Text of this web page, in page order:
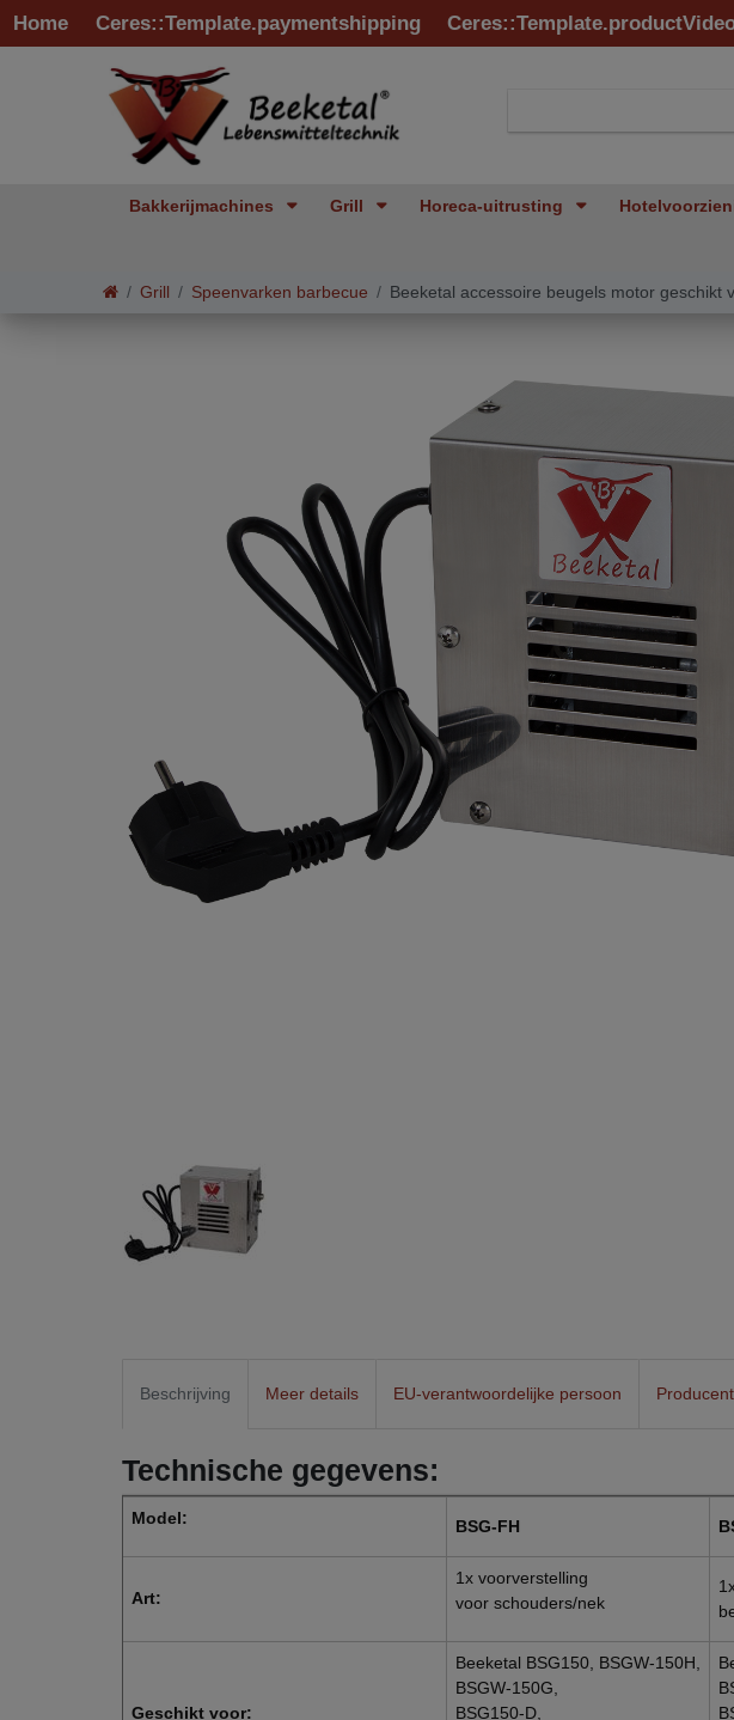
Home Ceres::Template.paymentshipping
Bakkerijmachines Grill Horeca-uitrusting
Grill Speenvarken barbecue Beeketal accessoire beugels motor geschikt
Beschrijving Meer details EU-verantwoordelijke persoon Producent
Technische gegevens:
Model: BSG-FH
Art:
1x voorverstelling
voor schouders/nek
Geschikt voor:
Beeketal BSG150, BSGW-150H,
BSGW-150G,
BSG150-D,